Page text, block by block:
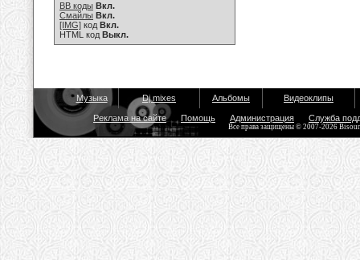
BB коды Вкл.
Смайлы Вкл.
[IMG] код Вкл.
HTML код Выкл.
Музыка Dj mixes Альбомы Видеоклипы
Реклама на сайте Помощь Администрация Служба
Все права защищены © 2007-2026